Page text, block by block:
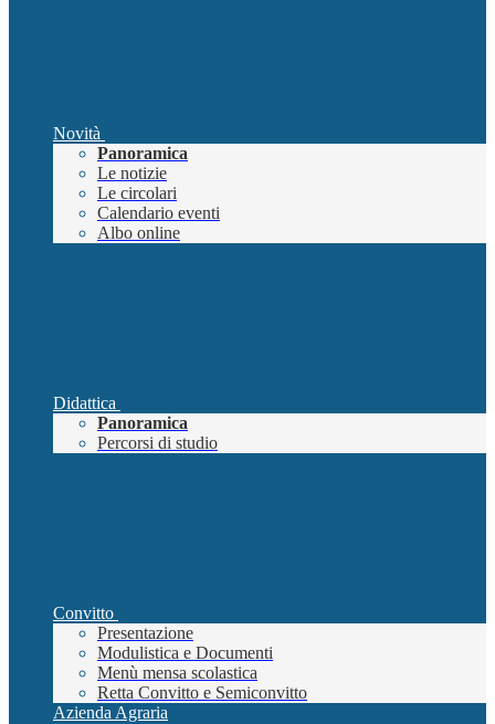
Novità
Panoramica
Le notizie
Le circolari
Calendario eventi
Albo online
Didattica
Panoramica
Percorsi di studio
Convitto
Presentazione
Modulistica e Documenti
Menù mensa scolastica
Retta Convitto e Semiconvitto
Azienda Agraria